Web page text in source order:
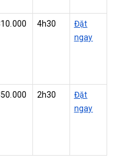
4h30
Đặt
ngay
2h30
Đặt
ngay